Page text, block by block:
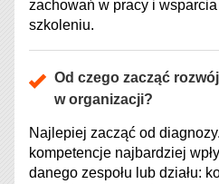
zachowań w pracy i
szkoleniu.
Od czego zacząć
w organizacji?
Najlepiej zacząć od
kompetencje najbardziej
danego zespołu lub działu: